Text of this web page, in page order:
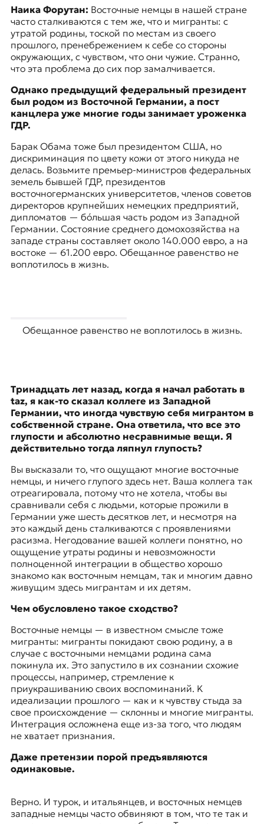
Наика Форутан: Восточные немцы в нашей стране
часто сталкиваются с тем же, что и мигранты: c
утратой родины, тоской по местам из своего
прошлого, пренебрежением к себе со стороны
окружающих, с чувством, что они чужие. Странно,
что эта проблема до сих пор замалчивается.
Однако предыдущий федеральный президент
был родом из Восточной Германии, а пост
канцлера уже многие годы занимает уроженка
ГДР.
Барак Обама тоже был президентом США, но
дискриминация по цвету кожи от этого никуда не
делась. Возьмите премьер-министров федеральных
земель бывшей ГДР, президентов
восточногерманских университетов, членов советов
директоров крупнейших немецких предприятий,
дипломатов — бо́льшая часть родом из Западной
Германии. Состояние среднего домохозяйства на
западе страны составляет около 140.000 евро, а на
востоке — 61.200 евро. Обещанное равенство не
воплотилось в жизнь.
Обещанное равенство не воплотилось в жизнь.
Тринадцать лет назад, когда я начал работать в
taz, я как-то сказал коллеге из Западной
Германии, что иногда чувствую себя мигрантом в
собственной стране. Она ответила, что все это
глупости и абсолютно несравнимые вещи. Я
действительно тогда ляпнул глупость?
Вы высказали то, что ощущают многие восточные
немцы, и ничего глупого здесь нет. Ваша коллега так
отреагировала, потому что не хотела, чтобы вы
сравнивали себя с людьми, которые прожили в
Германии уже шесть десятков лет, и несмотря на
это каждый день сталкиваются с проявлениями
расизма. Негодование вашей коллеги понятно, но
ощущение утраты родины и невозможности
полноценной интеграции в общество хорошо
знакомо как восточным немцам, так и многим давно
живущим здесь мигрантам и их детям.
Чем обусловлено такое сходство?
Восточные немцы — в известном смысле тоже
мигранты: мигранты покидают свою родину, а в
случае с восточными немцами родина сама
покинула их. Это запустило в их сознании схожие
процессы, например, стремление к
приукрашиванию своих воспоминаний. K
идеализации прошлого — как и к чувству стыда за
свое происхождение — склонны и многие мигранты.
Интеграция осложнена еще из-за того, что людям
не хватает признания.
Даже претензии порой предъявляются
одинаковые.
Верно. И турок, и итальянцев, и восточных немцев
западные немцы часто обвиняют в том, что те так и